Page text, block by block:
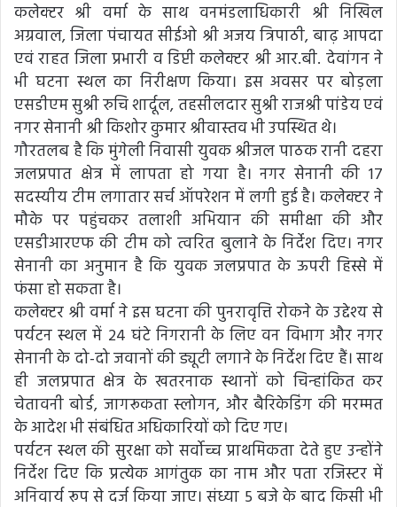
कलेक्टर श्री वर्मा के साथ वनमंडलाधिकारी श्री निखिल
अग्रवाल, जिला पंचायत सीईओ श्री अजय त्रिपाठी, बाढ़ आपदा
एवं राहत जिला प्रभारी व डिप्टी कलेक्टर श्री आर.बी. देवांगन ने
भी घटना स्थल का निरीक्षण किया। इस अवसर पर बोड़ला
एसडीएम सुश्री रुचि शार्दूल, तहसीलदार सुश्री राजश्री पांडेय एवं
नगर सेनानी श्री किशोर कुमार श्रीवास्तव भी उपस्थित थे।
गौरतलब है कि मुंगेली निवासी युवक श्रीजल पाठक रानी दहरा
जलप्रपात क्षेत्र में लापता हो गया है। नगर सेनानी की 17
सदस्यीय टीम लगातार सर्च ऑपरेशन में लगी हुई है। कलेक्टर ने
मौके पर पहुंचकर तलाशी अभियान की समीक्षा की और
एसडीआरएफ की टीम को त्वरित बुलाने के निर्देश दिए। नगर
सेनानी का अनुमान है कि युवक जलप्रपात के ऊपरी हिस्से में
फंसा हो सकता है।
कलेक्टर श्री वर्मा ने इस घटना की पुनरावृत्ति रोकने के उद्देश्य से
पर्यटन स्थल में 24 घंटे निगरानी के लिए वन विभाग और नगर
सेनानी के दो-दो जवानों की ड्यूटी लगाने के निर्देश दिए हैं। साथ
ही जलप्रपात क्षेत्र के खतरनाक स्थानों को चिन्हांकित कर
चेतावनी बोर्ड, जागरूकता स्लोगन, और बैरिकेडिंग की मरम्मत
के आदेश भी संबंधित अधिकारियों को दिए गए।
पर्यटन स्थल की सुरक्षा को सर्वोच्च प्राथमिकता देते हुए उन्होंने
निर्देश दिए कि प्रत्येक आगंतुक का नाम और पता रजिस्टर में
अनिवार्य रूप से दर्ज किया जाए। संध्या 5 बजे के बाद किसी भी